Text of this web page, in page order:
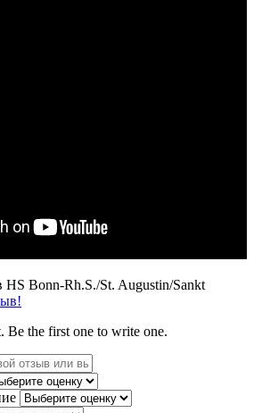
HS Bonn-Rh.S./St. Augustin/Sankt
Be the first one to write one.